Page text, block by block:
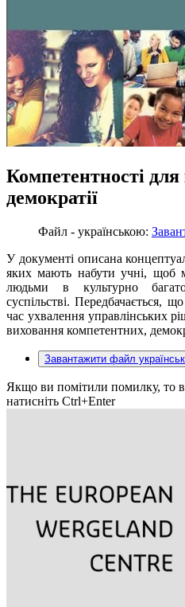
Компетентності
демократії
Файл - українською:
У документі описана
яких мають набути учні, щоб
людьми в культурно
суспільстві. Передбачається,
час ухвалення управлінських
виховання компетентних,
Завантажити файл
Якщо ви помітили помилку, то
натисніть Ctrl+Enter